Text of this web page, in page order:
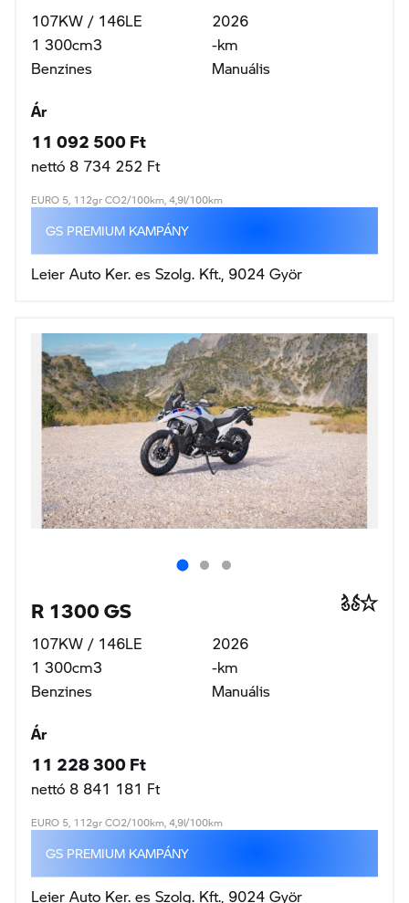
107KW / 146LE
1 300cm3
Benzines
2026
-km
Manuális
Ár
11 092 500 Ft
nettó 8 734 252 Ft
EURO 5, 112gr CO2/100km, 4,9l/100km
GS PREMIUM KAMPÁNY
Leier Auto Ker. es Szolg. Kft., 9024 Györ
R 1300 GS
107KW / 146LE
1 300cm3
Benzines
2026
-km
Manuális
Ár
11 228 300 Ft
nettó 8 841 181 Ft
EURO 5, 112gr CO2/100km, 4,9l/100km
GS PREMIUM KAMPÁNY
Leier Auto Ker. es Szolg. Kft., 9024 Györ